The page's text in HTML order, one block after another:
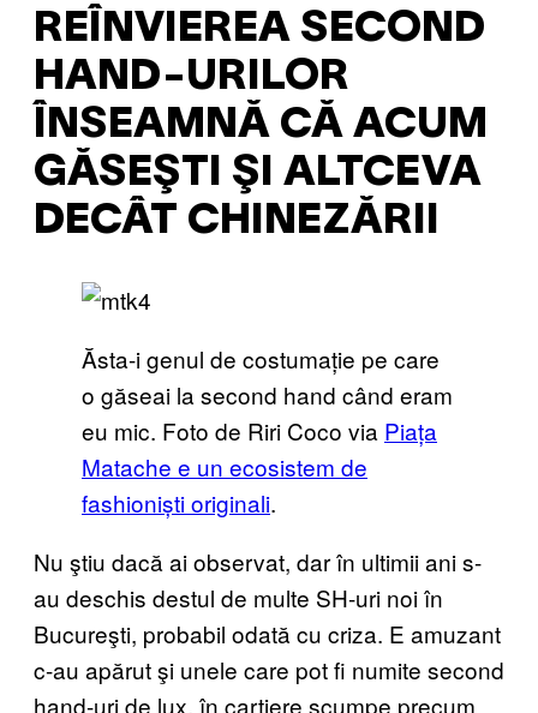
REÎNVIEREA SECOND
HAND-URILOR
ÎNSEAMNĂ CĂ ACUM
GĂSEŞTI ŞI ALTCEVA
DECÂT CHINEZĂRII
Ăsta-i genul de costumație pe care
o găseai la second hand când eram
eu mic. Foto de Riri Coco via Piața
Matache e un ecosistem de
fashioniști originali.
Nu ştiu dacă ai observat, dar în ultimii ani s-
au deschis destul de multe SH-uri noi în
Bucureşti, probabil odată cu criza. E amuzant
c-au apărut şi unele care pot fi numite second
hand-uri de lux, în cartiere scumpe precum